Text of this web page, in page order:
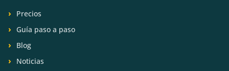
Precios
Guía paso a paso
Blog
Noticias